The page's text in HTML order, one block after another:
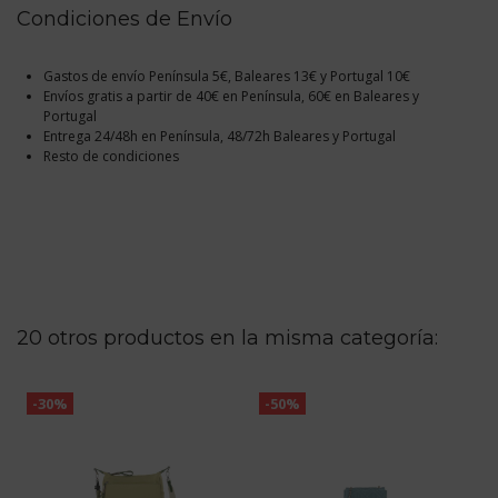
Condiciones de Envío
Gastos de envío Península 5€, Baleares 13€ y Portugal 10€
Envíos gratis a partir de 40€ en Península, 60€ en Baleares y
Portugal
Entrega 24/48h en Península, 48/72h Baleares y Portugal
Resto de condiciones
20 otros productos en la misma categoría:
-30% -50%